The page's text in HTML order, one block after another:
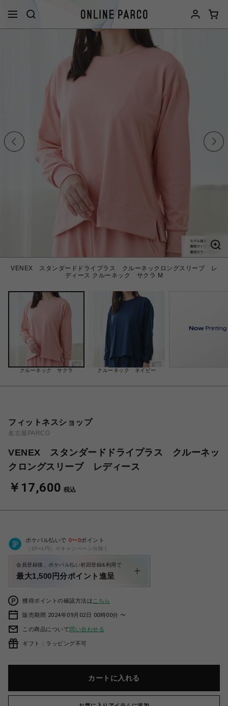
VENEX スタンダードドライプラス クルーネックロングスリーブ レ
ディース クルーネック サクラ M
クルーネック サクラ クルーネック ネイビー
フィットネスショップ
名古屋PARCO
VENEX スタンダードドライプラス クルーネッ
クロングスリーブ レディース
￥17,600 税込
ポケパル払いで 0〜0ポイント
（1P=1円）※キャンペーン分除く
会員登録後、ポケパル払い初回登録&利用で
最大1,500円分ポイント進呈
獲得ポイントの確認方法は こちら
販売期間 2024年09月02日 00時00分 〜
この商品について問い合わせる
ギフト：ラッピング不可
カートに入れる